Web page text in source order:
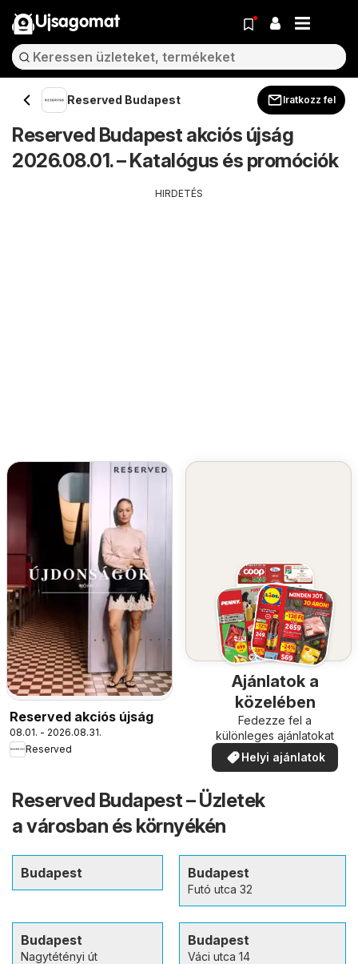
Ujsagomat
Reserved Budapest Iratkozz fel
Reserved Budapest akciós újság
2026.08.01. – Katalógus és promóciók
HIRDETÉS
Reserved akciós újság
08.01. - 2026.08.31.
Reserved
Ajánlatok a
közelében
Fedezze fel a
különleges ajánlatokat
Helyi ajánlatok
Reserved Budapest – Üzletek
a városban és környékén
Budapest Budapest
Futó utca 32
Budapest
Nagytétényi út
Budapest
Váci utca 14